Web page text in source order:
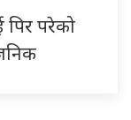
पिर परेको